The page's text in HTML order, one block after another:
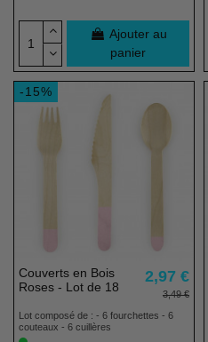
Ajouter au
panier
-15%
Couverts en Bois
Roses - Lot de 18
2,97 €
3,49 €
Lot composé de : - 6 fourchettes - 6
couteaux - 6 cuillères